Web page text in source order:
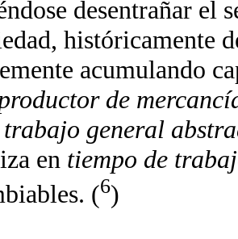
desentrañar el
históricamente
acumulando
de
trabajo general
en tiempo de
(6)